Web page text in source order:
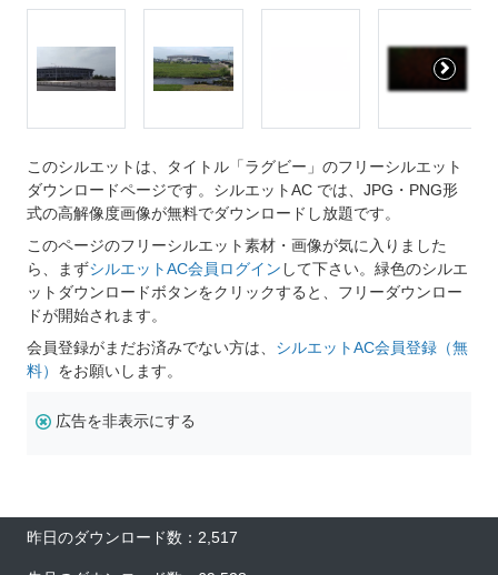
このシルエットは、タイトル「ラグビー」のフリーシルエット
ダウンロードページです。シルエットAC では、JPG・PNG形
式の高解像度画像が無料でダウンロードし放題です。
このページのフリーシルエット素材・画像が気に入りました
ら、まずシルエットAC会員ログイン して下さい。緑色のシルエ
ットダウンロードボタンをクリックすると、フリーダウンロー
ドが開始されます。
会員登録がまだお済みでない方は、 シルエットAC会員登録（無
料） をお願いします。
広告を非表示にする
昨日のダウンロード数：2,517